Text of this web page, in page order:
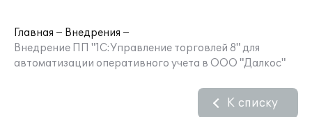
Главная
Внедрения
Внедрение ПП "1С:Управление торговлей 8" для
автоматизации оперативного учета в ООО "Далкос"
К списку